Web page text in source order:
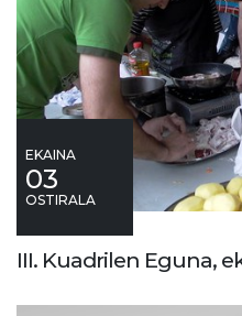
EKAINA
03
OSTIRALA
III. Kuadrilen Eguna,